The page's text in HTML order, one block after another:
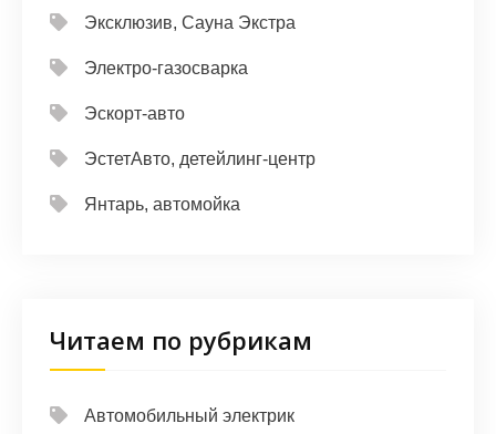
Эксклюзив, Сауна Экстра
Электро-газосварка
Эскорт-авто
ЭстетАвто, детейлинг-центр
Янтарь, автомойка
Читаем по рубрикам
Автомобильный электрик